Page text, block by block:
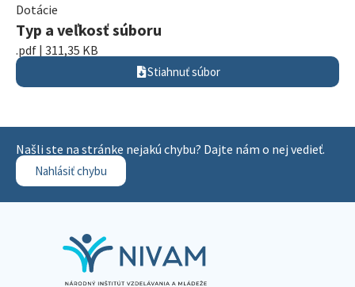
Dotácie
Typ a veľkosť súboru
.pdf | 311,35 KB
Stiahnuť súbor
Našli ste na stránke nejakú chybu? Dajte nám o nej vedieť.
Nahlásiť chybu